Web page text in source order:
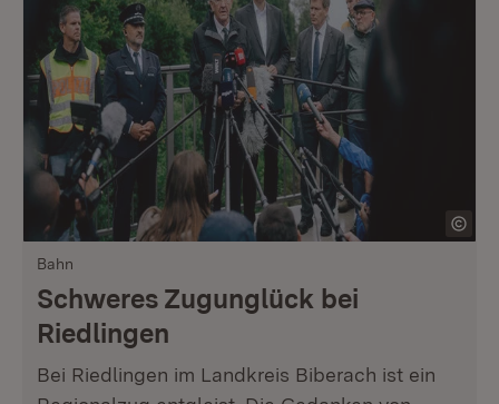
Bahn
Schweres Zugunglück bei
Riedlingen
Bei Riedlingen im Landkreis Biberach ist ein